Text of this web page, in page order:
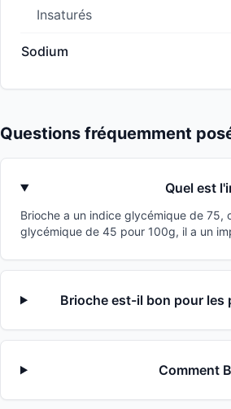
Insaturés
Sodium
Questions fréquemment
Quel est
Brioche a un indice glycémique de 75,
glycémique de 45 pour 100g, il a un
Brioche est-il bon pour les
Comment